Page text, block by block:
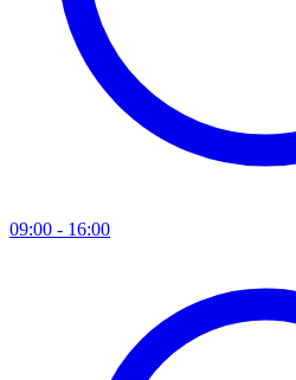
09:00 - 16:00